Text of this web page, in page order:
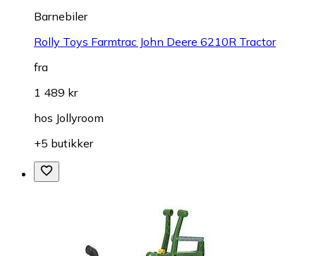
Barnebiler
Rolly Toys Farmtrac John Deere 6210R Tractor
fra
1 489 kr
hos Jollyroom
+5 butikker